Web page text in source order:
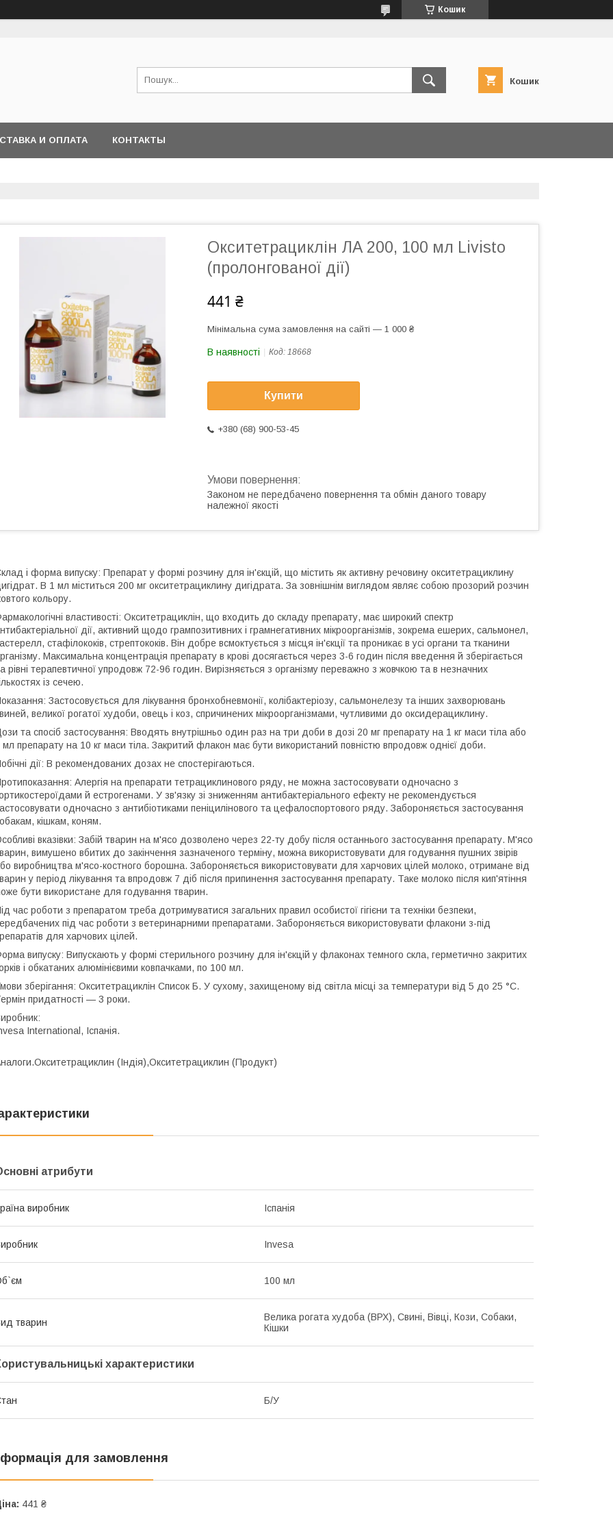
Кошик
Кошик
И ОПЛАТА КОНТАКТЫ
Окситетрациклін ЛА 200, 100 мл Livisto
(пролонгованої дії)
441 ₴
Мінімальна сума замовлення на сайті — 1 000 ₴
В наявності Код: 18668
Купити
+380 (68) 900-53-45
Законом не передбачено повернення та обмін даного товару
належної якості
і форма випуску: Препарат у формі розчину для ін'єкцій, що містить як активну речовину окситетрациклину
В 1 мл міститься 200 мг окситетрациклину дигідрата. За зовнішнім виглядом являє собою прозорий розчин
кольору.
властивості: Окситетрациклін, що входить до складу препарату, має широкий спектр
дії, активний щодо грампозитивних і грамнегативних мікроорганізмів, зокрема ешерих, сальмонел,
стафілококів, стрептококів. Він добре всмоктується з місця ін'єкції та проникає в усі органи та тканини
Максимальна концентрація препарату в крові досягається через 3-6 годин після введення й зберігається
рівні терапевтичної упродовж 72-96 годин. Вирізняється з організму переважно з жовчкою та в незначних
із сечею.
Застосовується для лікування бронхобневмонії, колібактеріозу, сальмонелезу та інших захворювань
великої рогатої худоби, овець і коз, спричинених мікроорганізмами, чутливими до оксидерациклину.
та спосіб застосування: Вводять внутрішньо один раз на три доби в дозі 20 мг препарату на 1 кг маси тіла або
мл препарату на 10 кг маси тіла. Закритий флакон має бути використаний повністю впродовж однієї доби.
дії: В рекомендованих дозах не спостерігаються.
Алергія на препарати тетрациклинового ряду, не можна застосовувати одночасно з
й естрогенами. У зв'язку зі зниженням антибактеріального ефекту не рекомендується
одночасно з антибіотиками пеніцилінового та цефалоспортового ряду. Забороняється застосування
кішкам, коням.
вказівки: Забій тварин на м'ясо дозволено через 22-ту добу після останнього застосування препарату. М'ясо
вимушено вбитих до закінчення зазначеного терміну, можна використовувати для годування пушних звірів
виробництва м'ясо-костного борошна. Забороняється використовувати для харчових цілей молоко, отримане від
у період лікування та впродовж 7 діб після припинення застосування препарату. Таке молоко після кип'ятіння
бути використане для годування тварин.
час роботи з препаратом треба дотримуватися загальних правил особистої гігієни та техніки безпеки,
під час роботи з ветеринарними препаратами. Забороняється використовувати флакони з-під
для харчових цілей.
випуску: Випускають у формі стерильного розчину для ін'єкцій у флаконах темного скла, герметично закритих
і обкатаних алюмінієвими ковпачками, по 100 мл.
зберігання: Окситетрациклін Список Б. У сухому, захищеному від світла місці за температури від 5 до 25 °C.
придатності — 3 роки.
International, Іспанія.
(Індія),Окситетрациклин (Продукт)
атрибути
виробник Іспанія
Invesa
100 мл
тварин
Велика рогата худоба (ВРХ), Свині, Вівці, Кози, Собаки,
Кішки
характеристики
Б/У
для замовлення
441 ₴